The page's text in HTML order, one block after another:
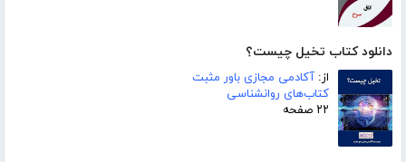
دانلود کتاب تخیل چیست؟
از: آکادمی مجازی باور مثبت
کتاب‌های روانشناسی
۲۲ صفحه